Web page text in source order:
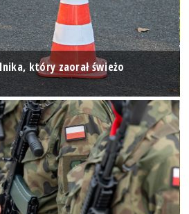
który zaorał świeżo